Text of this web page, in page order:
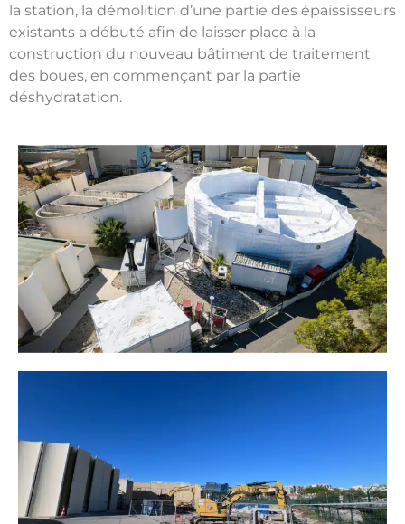
la station, la démolition d’une partie des épaississeurs
existants a débuté afin de laisser place à la
construction du nouveau bâtiment de traitement
des boues, en commençant par la partie
déshydratation.